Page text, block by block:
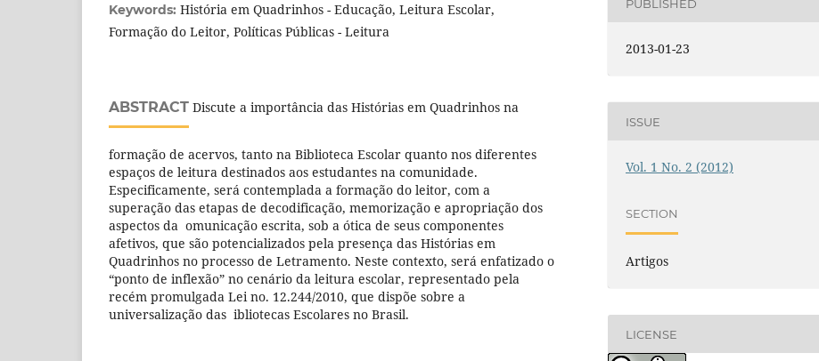
Keywords: História em Quadrinhos - Educação, Leitura Escolar,
Formação do Leitor, Políticas Públicas - Leitura
ABSTRACT Discute a importância das Histórias em Quadrinhos na
formação de acervos, tanto na Biblioteca Escolar quanto nos diferentes
espaços de leitura destinados aos estudantes na comunidade.
Especificamente, será contemplada a formação do leitor, com a
superação das etapas de decodificação, memorização e apropriação dos
aspectos da omunicação escrita, sob a ótica de seus componentes
afetivos, que são potencializados pela presença das Histórias em
Quadrinhos no processo de Letramento. Neste contexto, será enfatizado o
“ponto de inflexão” no cenário da leitura escolar, representado pela
recém promulgada Lei no. 12.244/2010, que dispõe sobre a
universalização das ibliotecas Escolares no Brasil.
PUBLISHED
2013-01-23
ISSUE
Vol. 1 No. 2 (2012)
SECTION
Artigos
LICENSE